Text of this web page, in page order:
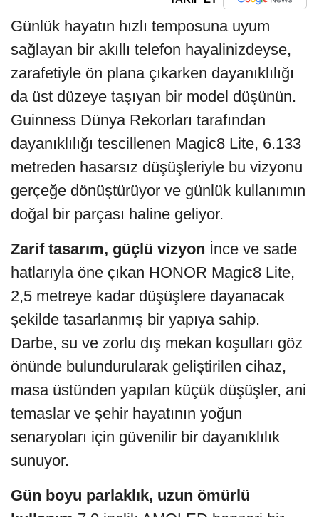
Günlük hayatın hızlı temposuna uyum
sağlayan bir akıllı telefon hayalinizdeyse,
zarafetiyle ön plana çıkarken dayanıklılığı
da üst düzeye taşıyan bir model düşünün.
Guinness Dünya Rekorları tarafından
dayanıklılığı tescillenen Magic8 Lite, 6.133
metreden hasarsız düşüşleriyle bu vizyonu
gerçeğe dönüştürüyor ve günlük kullanımın
doğal bir parçası haline geliyor.
Zarif tasarım, güçlü vizyon İnce ve sade
hatlarıyla öne çıkan HONOR Magic8 Lite,
2,5 metreye kadar düşüşlere dayanacak
şekilde tasarlanmış bir yapıya sahip.
Darbe, su ve zorlu dış mekan koşulları göz
önünde bulundurularak geliştirilen cihaz,
masa üstünden yapılan küçük düşüşler, ani
temaslar ve şehir hayatının yoğun
senaryoları için güvenilir bir dayanıklılık
sunuyor.
Gün boyu parlaklık, uzun ömürlü